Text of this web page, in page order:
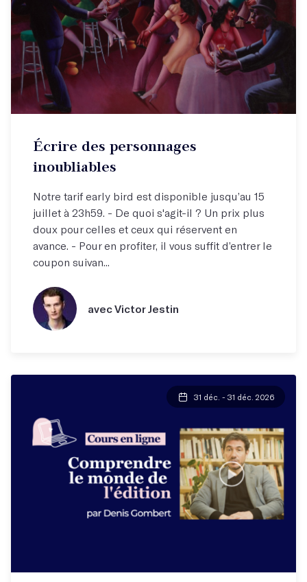
Écrire des personnages
inoubliables
Notre tarif early bird est disponible jusqu’au 15
juillet à 23h59. - De quoi s'agit-il ? Un prix plus
doux pour celles et ceux qui réservent en
avance. - Pour en profiter, il vous suffit d’entrer le
coupon suivan...
avec Victor Jestin
31 déc. - 31 déc. 2026